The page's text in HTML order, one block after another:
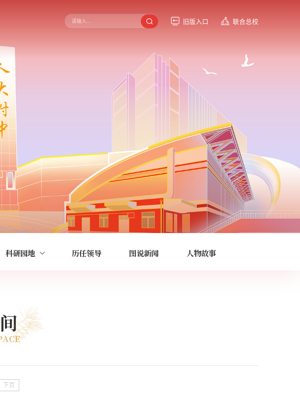
旧版入口 联合总校
科研园地 历任领导 图说新闻 人物故事
下页